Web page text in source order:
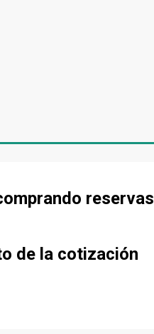
reservas
de la cotización